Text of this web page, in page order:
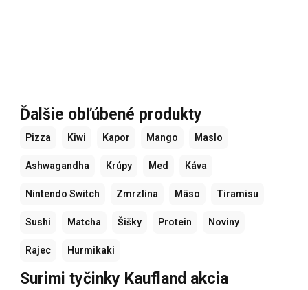
Ďalšie obľúbené produkty
Pizza Kiwi Kapor Mango Maslo
Ashwagandha Krúpy Med Káva
Nintendo Switch Zmrzlina Mäso Tiramisu
Sushi Matcha Šišky Protein Noviny
Rajec Hurmikaki
Surimi tyčinky Kaufland akcia